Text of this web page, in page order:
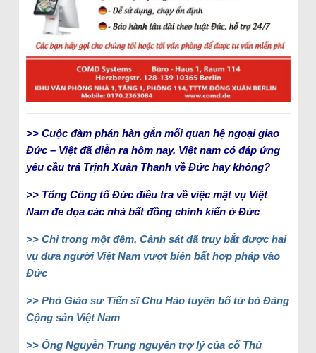
>> Cuộc đàm phán hàn gắn mối quan hệ ngoại giao
Đức – Việt đã diễn ra hôm nay. Việt nam có đáp ứng
yêu cầu trả Trịnh Xuân Thanh về Đức hay không?
>> Tổng Công tố Đức điều tra về việc mật vụ Việt
Nam đe dọa các nhà bất đồng chính kiến ở Đức
>> Chỉ trong một đêm, Cảnh sát đã truy bắt được hai
vụ đưa người Việt Nam vượt biên bất hợp pháp vào
Đức
>> Phó Giáo sư Tiến sĩ Chu Hảo tuyên bố từ bỏ Đảng
Cộng sản Việt Nam
>> Ông Nguyễn Trung nguyên trợ lý của cố Thủ